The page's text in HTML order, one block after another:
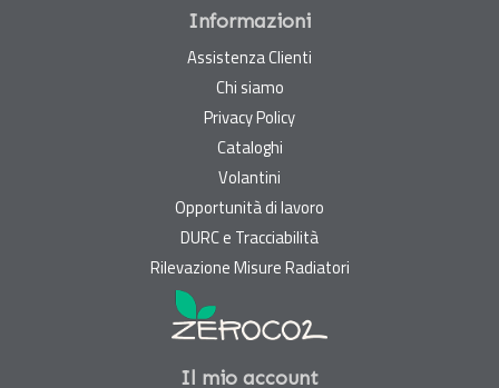
Informazioni
Assistenza Clienti
Chi siamo
Privacy Policy
Cataloghi
Volantini
Opportunità di lavoro
DURC e Tracciabilità
Rilevazione Misure Radiatori
Il mio account